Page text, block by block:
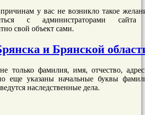
у вас не возникло такое
с администраторами
свой объект сами.
и Брянской
только фамилия, имя, отчество,
еще указаны начальные буквы
наследственные дела.